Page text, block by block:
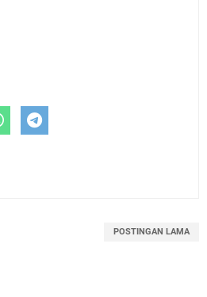
POSTINGAN LAMA